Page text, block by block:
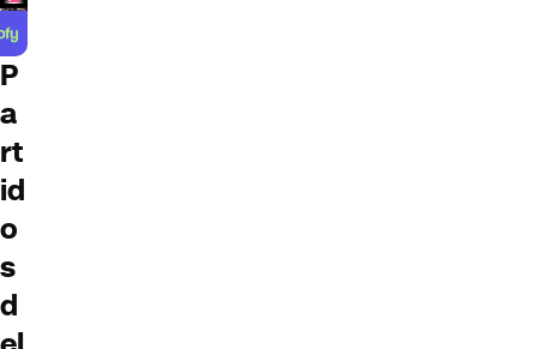
P
a
rt
id
o
s
d